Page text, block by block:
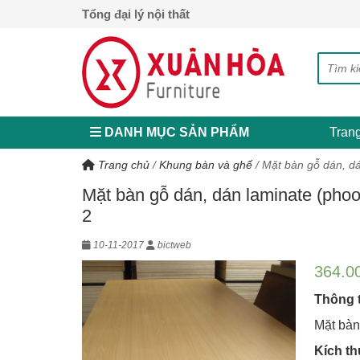
Tổng đại lý nội thất
DANH MỤC SẢN PHẨM
Trang chủ /Khung bàn và ghế/Mặt bàn gỗ dán,
Mặt bàn gỗ dán, dán laminate
2
10-11-2017 bictweb
Thông
Mặt
Kích